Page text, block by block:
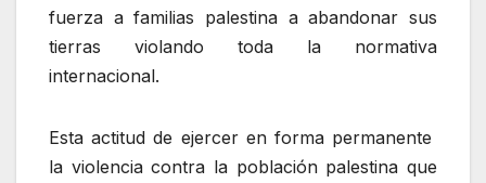
fuerza a familias palestina a abandonar sus
tierras violando toda la normativa
internacional.
Esta actitud de ejercer en forma permanente
la violencia contra la población palestina que